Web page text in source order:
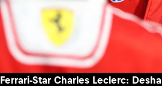
Ferrari-Star Charles Leclerc: